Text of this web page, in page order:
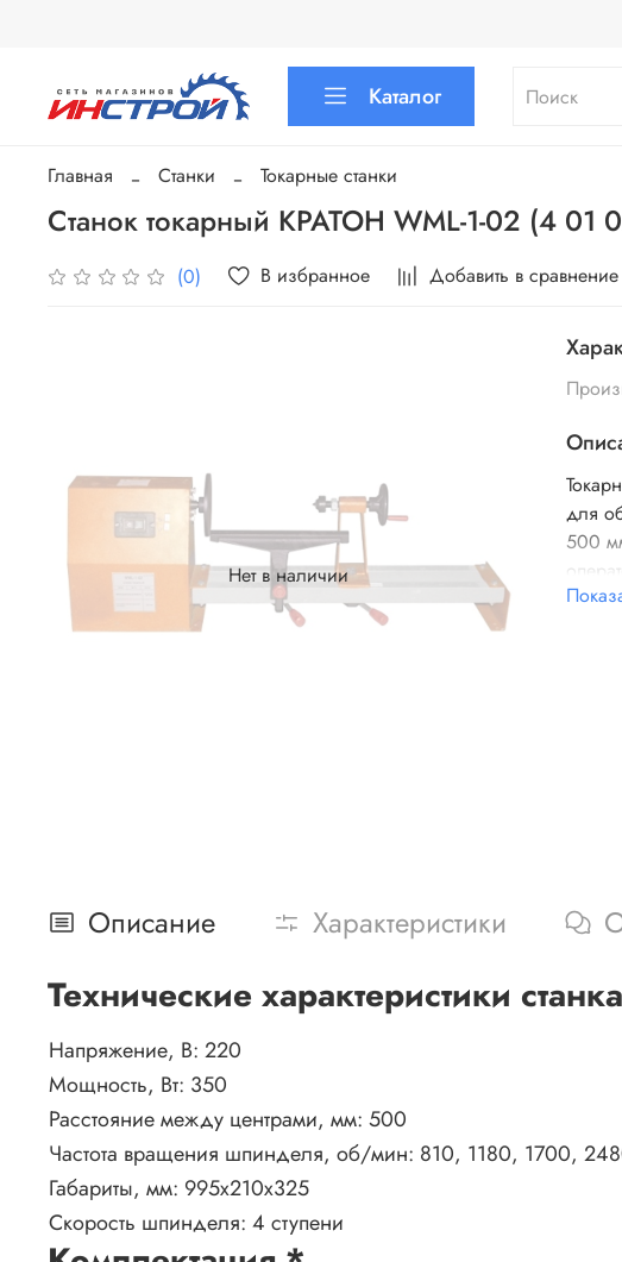
Каталог
Главная Станки Токарные станки
Станок токарный КРАТОН WML-1-02 (4 01
(0) В избранное Добавить в сравнение
Нет в наличии
для
500
Описание Характеристики
Технические характеристики
Напряжение, В: 220
Мощность, Вт: 350
Расстояние между центрами, мм: 500
Частота вращения шпинделя, об/мин: 810, 1180, 1700,
Габариты, мм: 995х210х325
Скорость шпинделя: 4 ступени